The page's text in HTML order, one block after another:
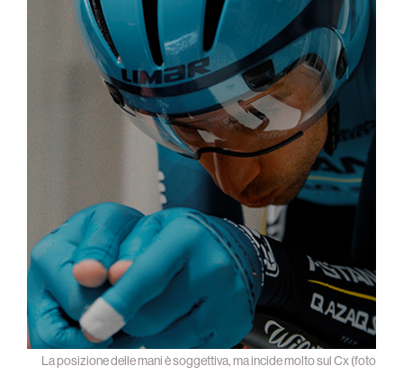
La posizione delle mani è soggettiva, ma incide molto sul Cx (foto